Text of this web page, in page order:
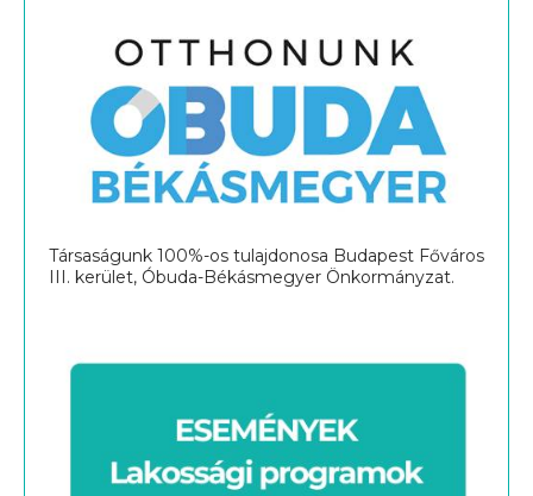
Társaságunk 100%-os tulajdonosa Budapest Főváros
III. kerület, Óbuda-Békásmegyer Önkormányzat.